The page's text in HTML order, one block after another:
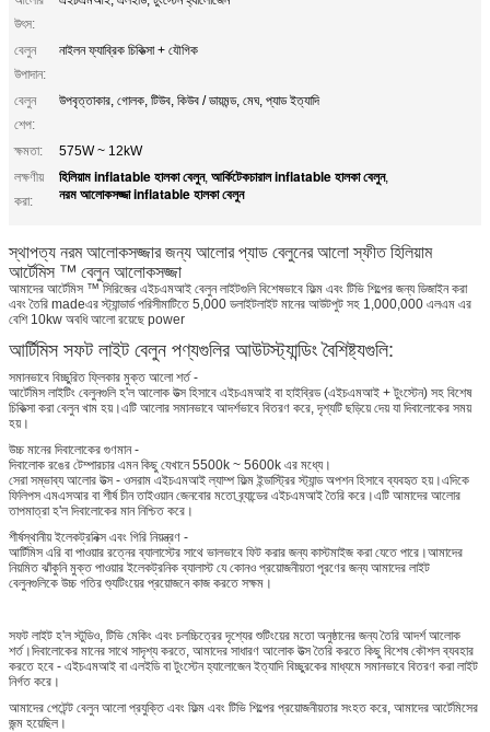
উৎস:
বেলুন
উপাদান:
নাইলন ফ্যাব্রিক চিকিত্সা + যৌগিক
বেলুন
শেপ:
উপবৃত্তাকার, গোলক, টিউব, কিউব / ডায়মন্ড, মেঘ, প্যাড ইত্যাদি
ক্ষমতা:
575W ~ 12kW
লক্ষণীয়
করা:
হিলিয়াম inflatable হালকা বেলুন, আর্কিটেকচারাল inflatable হালকা বেলুন,
নরম আলোকসজ্জা inflatable হালকা বেলুন
স্থাপত্য নরম আলোকসজ্জার জন্য আলোর প্যাড বেলুনের আলো স্ফীত হিলিয়াম
আর্টেমিস ™ বেলুন আলোকসজ্জা
আমাদের আর্টেমিস ™ সিরিজের এইচএমআই বেলুন লাইটগুলি বিশেষভাবে ফিল্ম এবং টিভি শিল্পের জন্য ডিজাইন করা
এবং তৈরি madeএর স্ট্যান্ডার্ড পরিসীমাটিতে 5,000 ডলাইটলাইট মানের আউটপুট সহ 1,000,000 এলএম এর
বেশি 10kw অবধি আলো রয়েছে power
আর্টিমিস সফট লাইট বেলুন পণ্যগুলির আউটস্ট্যান্ডিং বৈশিষ্ট্যগুলি:
সমানভাবে বিচ্ছুরিত ফ্লিকার মুক্ত আলো শর্ত -
আর্টেমিস লাইটিং বেলুনগুলি হ'ল আলোক উত্স হিসাবে এইচএমআই বা হাইব্রিড (এইচএমআই + টুংস্টেন) সহ বিশেষ
চিকিত্সা করা বেলুন খাম হয়।এটি আলোর সমানভাবে আদর্শভাবে বিতরণ করে, দৃশ্যটি ছড়িয়ে দেয় যা দিবালোকের সময়
হয়।
উচ্চ মানের দিবালোকের গুণমান -
দিবালোক রঙের টেম্পারচার এমন কিছু যেখানে 5500k ~ 5600k এর মধ্যে।
সেরা সম্ভাব্য আলোর উত্স - ওসরাম এইচএমআই ল্যাম্প ফিল্ম ইন্ডাস্ট্রির স্ট্যান্ড অপশন হিসাবে ব্যবহৃত হয়।এদিকে
ফিলিপস এমএসআর বা শীর্ষ চীন তাইওয়ান জেনবোর মতো ব্র্যান্ডের এইচএমআই তৈরি করে।এটি আমাদের আলোর
তাপমাত্রা হ'ল দিবালোকের মান নিশ্চিত করে।
শীর্ষস্থানীয় ইলেকট্রনিক্স এবং গিরি নিয়ন্ত্রণ -
আর্টিমিস এরি বা পাওয়ার রত্নের ব্যালাস্টের সাথে ভালভাবে ফিট করার জন্য কাস্টমাইজ করা যেতে পারে।আমাদের
নিয়মিত ঝাঁকুনি মুক্ত পাওয়ার ইলেকট্রনিক ব্যালাস্ট যে কোনও প্রয়োজনীয়তা পূরণের জন্য আমাদের লাইট
বেলুনগুলিকে উচ্চ গতির শ্যুটিংয়ের প্রয়োজনে কাজ করতে সক্ষম।
সফট লাইট হ'ল স্টুডিও, টিভি মেকিং এবং চলচ্চিত্রের দৃশ্যের শুটিংয়ের মতো অনুষ্ঠানের জন্য তৈরি আদর্শ আলোক
শর্ত।দিবালোকের মানের সাথে সাদৃশ্য করতে, আমাদের সাধারণ আলোক উত্স তৈরি করতে কিছু বিশেষ কৌশল ব্যবহার
করতে হবে - এইচএমআই বা এলইডি বা টুংস্টেন হ্যালোজেন ইত্যাদি বিচ্ছুরকের মাধ্যমে সমানভাবে বিতরণ করা লাইট
নির্গত করে।
আমাদের পেটেন্ট বেলুন আলো প্রযুক্তি এবং ফিল্ম এবং টিভি শিল্পের প্রয়োজনীয়তার সংহত করে, আমাদের আর্টেমিসের
জন্ম হয়েছিল।